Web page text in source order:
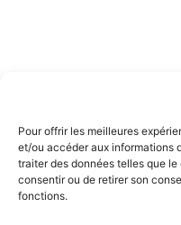
Pour offrir les meilleures
et/ou accéder aux informations
traiter des données telles que
consentir ou de retirer son
fonctions.